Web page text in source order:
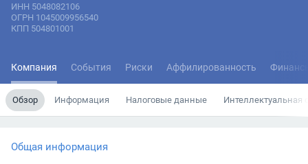
ИНН 5048082106
ОГРН 1045009956540
КПП 504801001
Компания События Риски Аффилированность
Обзор Информация Налоговые данные Интеллектуальная
Общая информация